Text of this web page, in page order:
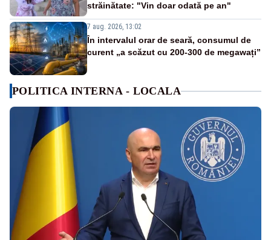
străinătate: "Vin doar odată pe an"
7 aug. 2026, 13:02
În intervalul orar de seară, consumul de
curent „a scăzut cu 200-300 de megawați”
POLITICA INTERNA - LOCALA